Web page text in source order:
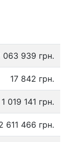
063 939 грн.
17 842 грн.
1 019 141 грн.
611 466 грн.